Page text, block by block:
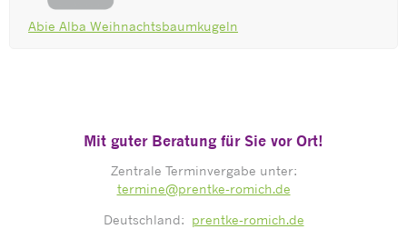
Abie Alba Weihnachtsbaumkugeln
Mit guter Beratung für Sie vor Ort!
Zentrale Terminvergabe unter:
termine@prentke-romich.de
Deutschland: prentke-romich.de